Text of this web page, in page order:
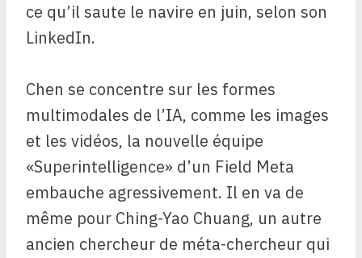
ce qu’il saute le navire en juin, selon son
LinkedIn.
Chen se concentre sur les formes
multimodales de l’IA, comme les images
et les vidéos, la nouvelle équipe
«Superintelligence» d’un Field Meta
embauche agressivement. Il en va de
même pour Ching-Yao Chuang, un autre
ancien chercheur de méta-chercheur qui